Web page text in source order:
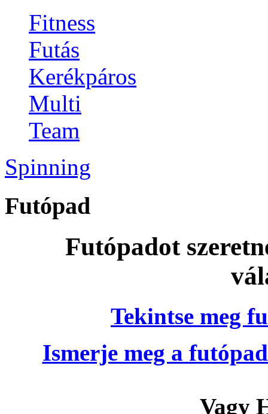
Fitness
Futás
Kerékpáros
Multi
Team
Spinning
Futópad
Futópadot
Tekintse meg
Ismerje meg a
Vagy